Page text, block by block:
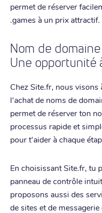
permet de réserver
.games à un prix attractif.
Nom de
Une opportunité
Chez Site.fr, nous
l'achat de noms de
permet de réserver ton
processus rapide et
pour t'aider à chaque
En choisissant Site.fr, tu
panneau de contrôle
proposons aussi des
de sites et de